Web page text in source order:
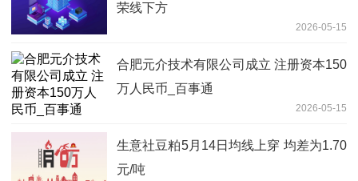
荣线下方
2026-05-15
合肥元介技术有限公司成立 注册资本150
万人民币_百事通
2026-05-15
生意社豆粕5月14日均线上穿 均差为1.70
元/吨